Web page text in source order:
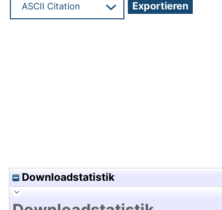
Downloadstatistik